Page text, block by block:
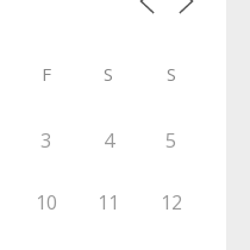
F S S
3 4 5
10 11 12